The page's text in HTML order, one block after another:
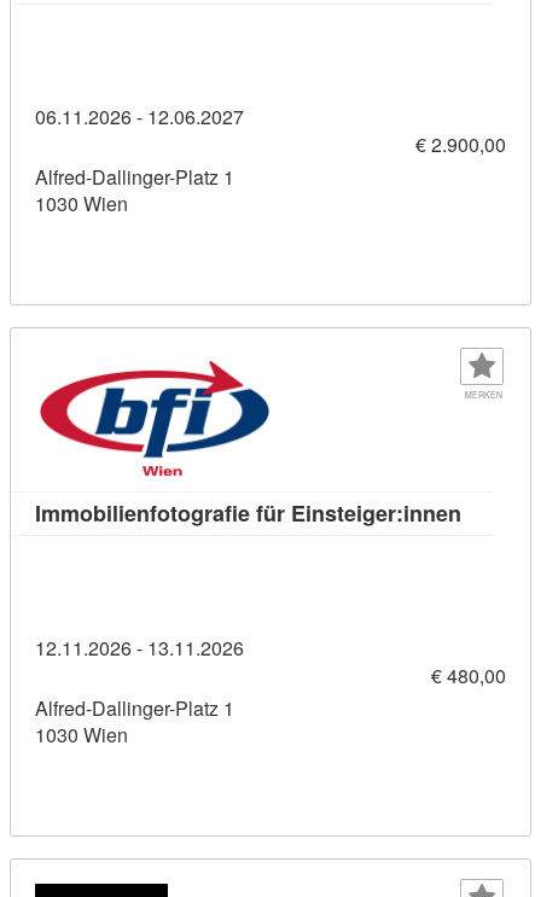
06.11.2026 - 12.06.2027
€ 2.900,00
Alfred-Dallinger-Platz 1
1030 Wien
MERKEN
Immobilienfotografie für Einsteiger:innen
12.11.2026 - 13.11.2026
€ 480,00
Alfred-Dallinger-Platz 1
1030 Wien